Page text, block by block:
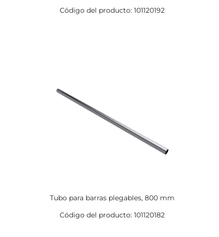
Código del producto: 101120192
Tubo para barras plegables, 800 mm
Código del producto: 101120182